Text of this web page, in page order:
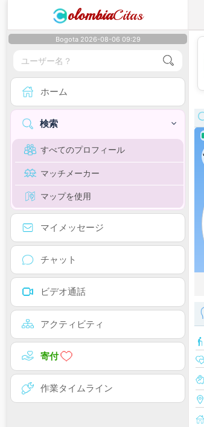
olombiaCitas
Bogota 2026-08-06 09:29
ホーム
検索
すべてのプロフィール
マッチメーカー
マップを使用
マイメッセージ
チャット
ビデオ通話
アクティビティ
寄付
作業タイムライン